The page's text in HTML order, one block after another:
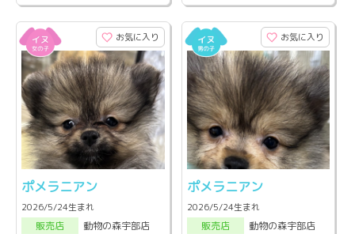
お気に入り
ポメラニアン
2026/5/24生まれ
販売店
動物の森宇部店
お気に入り
ポメラニアン
2026/5/24生まれ
販売店
動物の森宇部店